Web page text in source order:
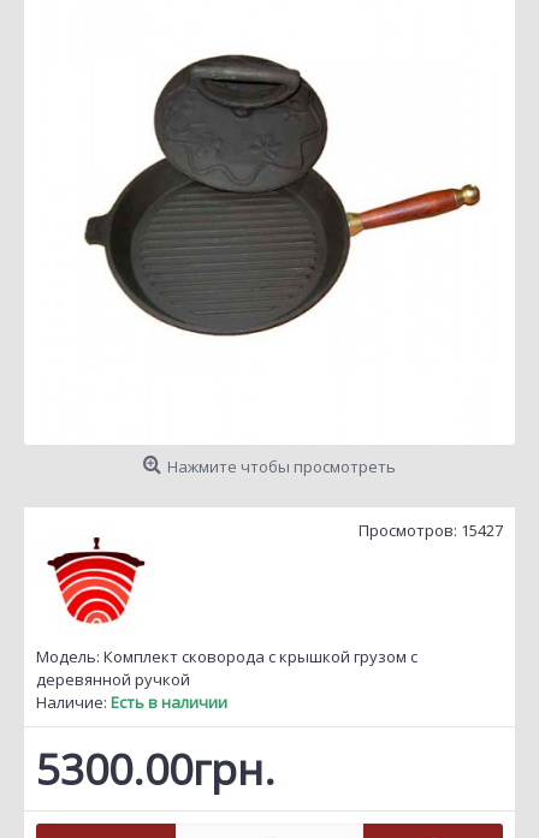
Нажмите чтобы просмотреть
Просмотров: 15427
Модель: Комплект сковорода с крышкой грузом с
деревянной ручкой
Наличие: Есть в наличии
5300.00грн.